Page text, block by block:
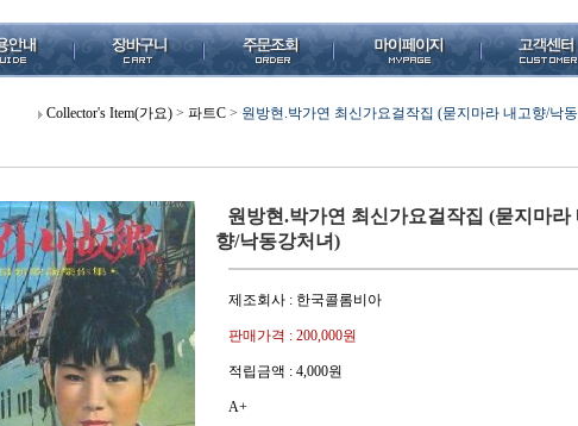
Collector's Item(가요) > 파트C > 원방현.박가연 최신가요걸작집 (묻지마라 내고향/낙
원방현.박가연 최신가요걸작집 (묻지마라
향/낙동강처녀)
제조회사 : 한국콜롬비아
판매가격 : 200,000원
적립금액 : 4,000원
A+